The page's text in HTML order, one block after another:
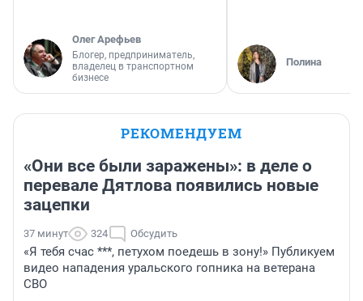
Олег Арефьев
Блогер, предприниматель,
владелец в транспортном
бизнесе
Полина
РЕКОМЕНДУЕМ
«Они все были заражены»: в деле о
перевале Дятлова появились новые
зацепки
37 минут 324 Обсудить
«Я тебя счас ***, петухом поедешь в зону!» Публикуем
видео нападения уральского гопника на ветерана
СВО